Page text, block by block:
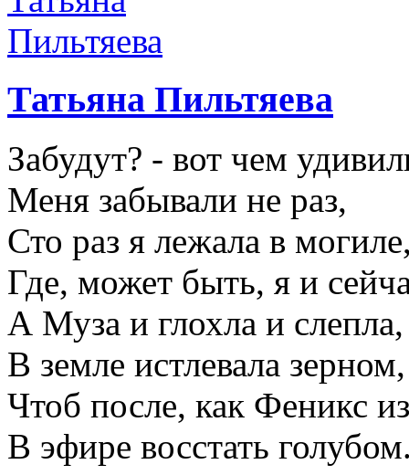
Татьяна Пильтяева
Забудут? - вот чем
Меня забывали не раз,
Сто раз я лежала в
Где, может быть, я и
А Муза и глохла и слепла,
В земле истлевала зерном,
Чтоб после, как Феникс
В эфире восстать